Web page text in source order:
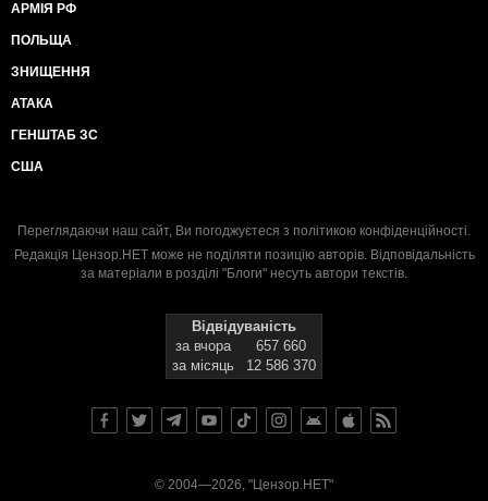
АРМІЯ РФ
ПОЛЬЩА
ЗНИЩЕННЯ
АТАКА
ГЕНШТАБ ЗС
США
Переглядаючи наш сайт, Ви погоджуєтеся з політикою конфіденційності.
Редакція Цензор.НЕТ може не поділяти позицію авторів. Відповідальність
за матеріали в розділі "Блоги" несуть автори текстів.
Відвідуваність
за вчора
657 660
за місяць
12 586 370
© 2004—2026, "Цензор.НЕТ"